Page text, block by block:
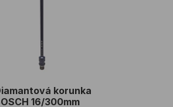
korunka
BOSCH 16/300mm